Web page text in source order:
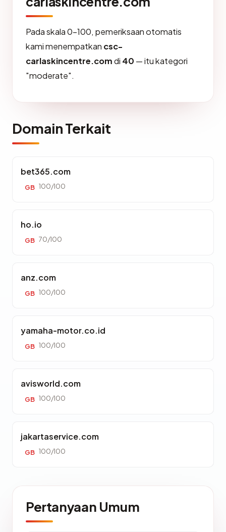
Pada skala 0-100, pemeriksaan otomatis
kami menempatkan csc-
carlaskincentre.comdi 40 — itu kategori
"moderate".
Domain Terkait
bet365.com
GB 100/100
ho.io
GB 70/100
anz.com
GB 100/100
yamaha-motor.co.id
GB 100/100
avisworld.com
GB 100/100
jakartaservice.com
GB 100/100
Pertanyaan Umum